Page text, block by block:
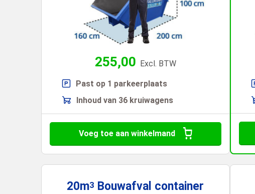
255,00 Excl. BTW
Past op 1 parkeerplaats
Inhoud van 36 kruiwagens
Voeg toe aan winkelmand
20m3 Bouwafval container